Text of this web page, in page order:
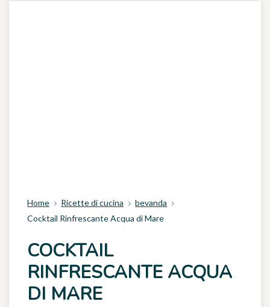
Home Ricette di cucina
bevanda
Cocktail Rinfrescante Acqua di Mare
COCKTAIL
RINFRESCANTE ACQUA
DI MARE